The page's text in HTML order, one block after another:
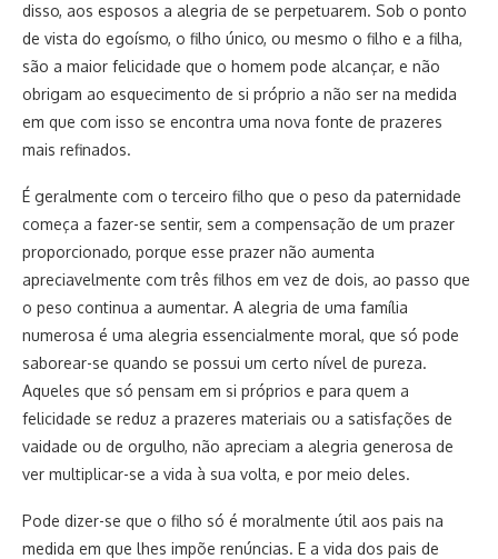
disso, aos esposos a alegria de se perpetuarem. Sob o ponto
de vista do egoísmo, o filho único, ou mesmo o filho e a filha,
são a maior felicidade que o homem pode alcançar, e não
obrigam ao esquecimento de si próprio a não ser na medida
em que com isso se encontra uma nova fonte de prazeres
mais refinados.
É geralmente com o terceiro filho que o peso da paternidade
começa a fazer-se sentir, sem a compensação de um prazer
proporcionado, porque esse prazer não aumenta
apreciavelmente com três filhos em vez de dois, ao passo que
o peso continua a aumentar. A alegria de uma família
numerosa é uma alegria essencialmente moral, que só pode
saborear-se quando se possui um certo nível de pureza.
Aqueles que só pensam em si próprios e para quem a
felicidade se reduz a prazeres materiais ou a satisfações de
vaidade ou de orgulho, não apreciam a alegria generosa de
ver multiplicar-se a vida à sua volta, e por meio deles.
Pode dizer-se que o filho só é moralmente útil aos pais na
medida em que lhes impõe renúncias. E a vida dos pais de